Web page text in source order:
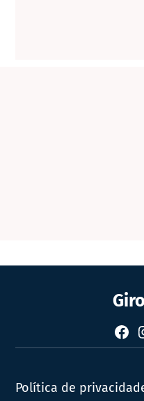
Política de